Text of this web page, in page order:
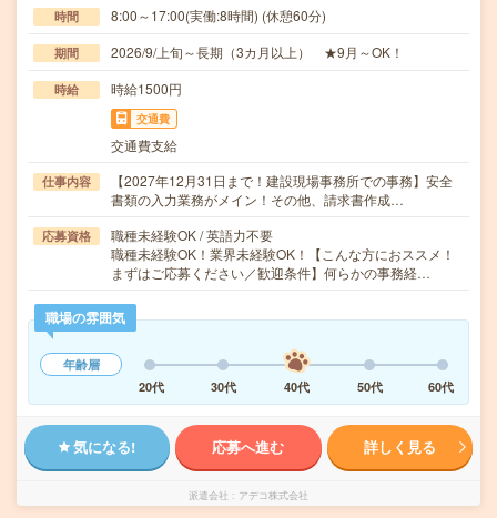
時間 8:00～17:00(実働:8時間) (休憩60分)
期間 2026/9/上旬～長期（3カ月以上） ★9月～OK！
時給 時給1500円
交通費
交通費支給
仕事内容
【2027年12月31日まで！建設現場事務所での事務】安全
書類の入力業務がメイン！その他、請求書作成…
応募資格
職種未経験OK / 英語力不要
職種未経験OK！業界未経験OK！【こんな方におススメ！
まずはご応募ください／歓迎条件】何らかの事務経…
職場の雰囲気
年齢層
20代
30代 40代 50代 60代
気になる! 応募へ進む 詳しく見る
派遣会社 アデコ株式会社